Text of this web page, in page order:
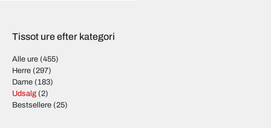
Tissot ure efter kategori
Alle ure (455)
Herre (297)
Dame (183)
Udsalg (2)
Bestsellere (25)